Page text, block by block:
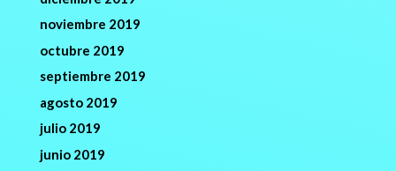
noviembre 2019
octubre 2019
septiembre 2019
agosto 2019
julio 2019
junio 2019